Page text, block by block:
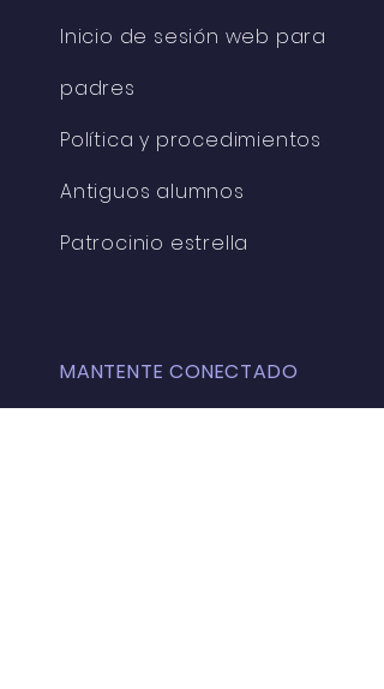
Inicio de sesión web para
padres
Política y procedimientos
Antiguos alumnos
Patrocinio estrella
MANTENTE CONECTADO